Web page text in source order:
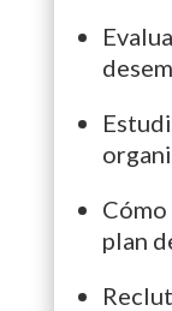
plan